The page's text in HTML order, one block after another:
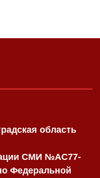
область
СМИ №AC77-
Федеральной